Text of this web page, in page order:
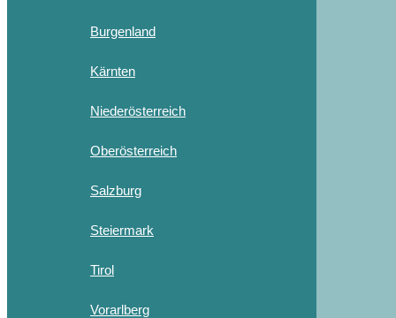
Burgenland
Kärnten
Niederösterreich
Oberösterreich
Salzburg
Steiermark
Tirol
Vorarlberg